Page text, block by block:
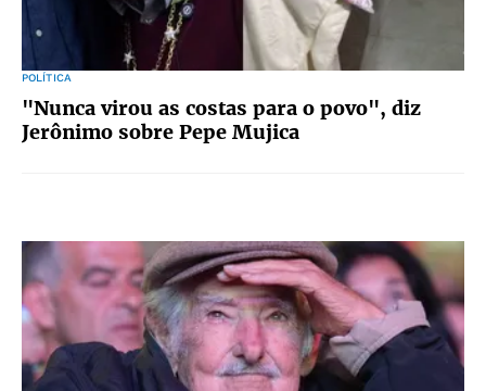
POLÍTICA
"Nunca virou as costas para o povo", diz
Jerônimo sobre Pepe Mujica